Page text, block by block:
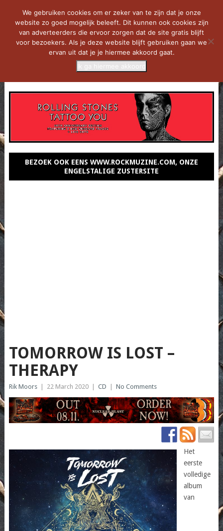
BEZOEK OOK EENS WWW.ROCKMUZINE.COM, ONZE
ENGELSTALIGE ZUSTERSITE
TOMORROW IS LOST –
THERAPY
Rik Moors 22 March 2020 CD No Comments
Het
eerste
volledige
album
van
We gebruiken cookies om er zeker van te zijn dat je onze
website zo goed mogelijk beleeft. Dit kunnen ook cookies zijn
van adverteerders die ervoor zorgen dat de site gratis blijft
voor bezoekers. Als je deze website blijft gebruiken gaan we
ervan uit dat je je hiermee akkoord gaat.
Ik ga hiermee akkoord